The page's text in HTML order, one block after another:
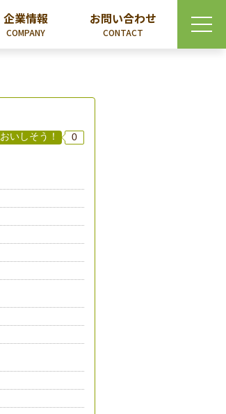
企業情報
COMPANY
お問い合わせ
CONTACT
おいしそう！ 0